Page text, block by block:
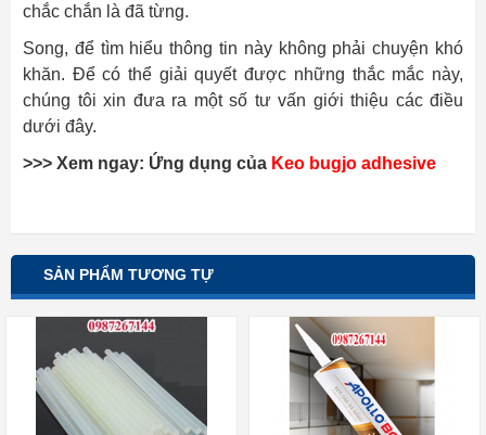
chắc chắn là đã từng.
Song, để tìm hiểu thông tin này không phải chuyện khó
khăn. Để có thể giải quyết được những thắc mắc này,
chúng tôi xin đưa ra một số tư vấn giới thiệu các điều
dưới đây.
>>> Xem ngay: Ứng dụng của Keo bugjo adhesive
SẢN PHẨM TƯƠNG TỰ